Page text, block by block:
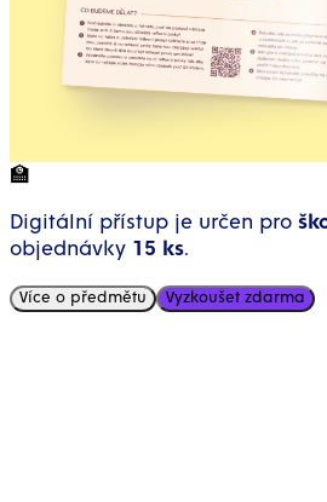
🏫
Digitální přístup je určen pro
objednávky 15 ks.
Více o předmětu Vyzkoušet zdarma